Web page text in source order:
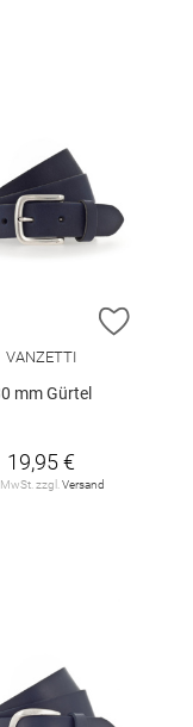
HINZUFÜGEN
ZUR
VANZETTI
mm Gürtel
19,95 €
zzgl.Versand